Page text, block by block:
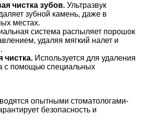
чистка зубов. Ультразвук
зубной камень, даже в
местах.
система распыляет порошок
удаляя мягкий налет и
чистка. Используется для удаления
с помощью специальных
опытными стоматологами-
безопасность и